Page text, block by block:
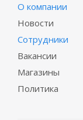
О компании
Новости
Сотрудники
Вакансии
Магазины
Политика